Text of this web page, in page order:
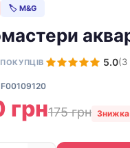
🏷 M&G
5.0(3
F00109120
грн175 грн